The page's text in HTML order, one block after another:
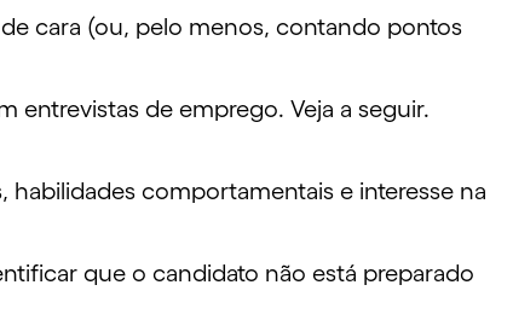
cara (ou, pelo menos, contando pontos
entrevistas de emprego. Veja a seguir.
comportamentais e interesse na
que o candidato não está preparado